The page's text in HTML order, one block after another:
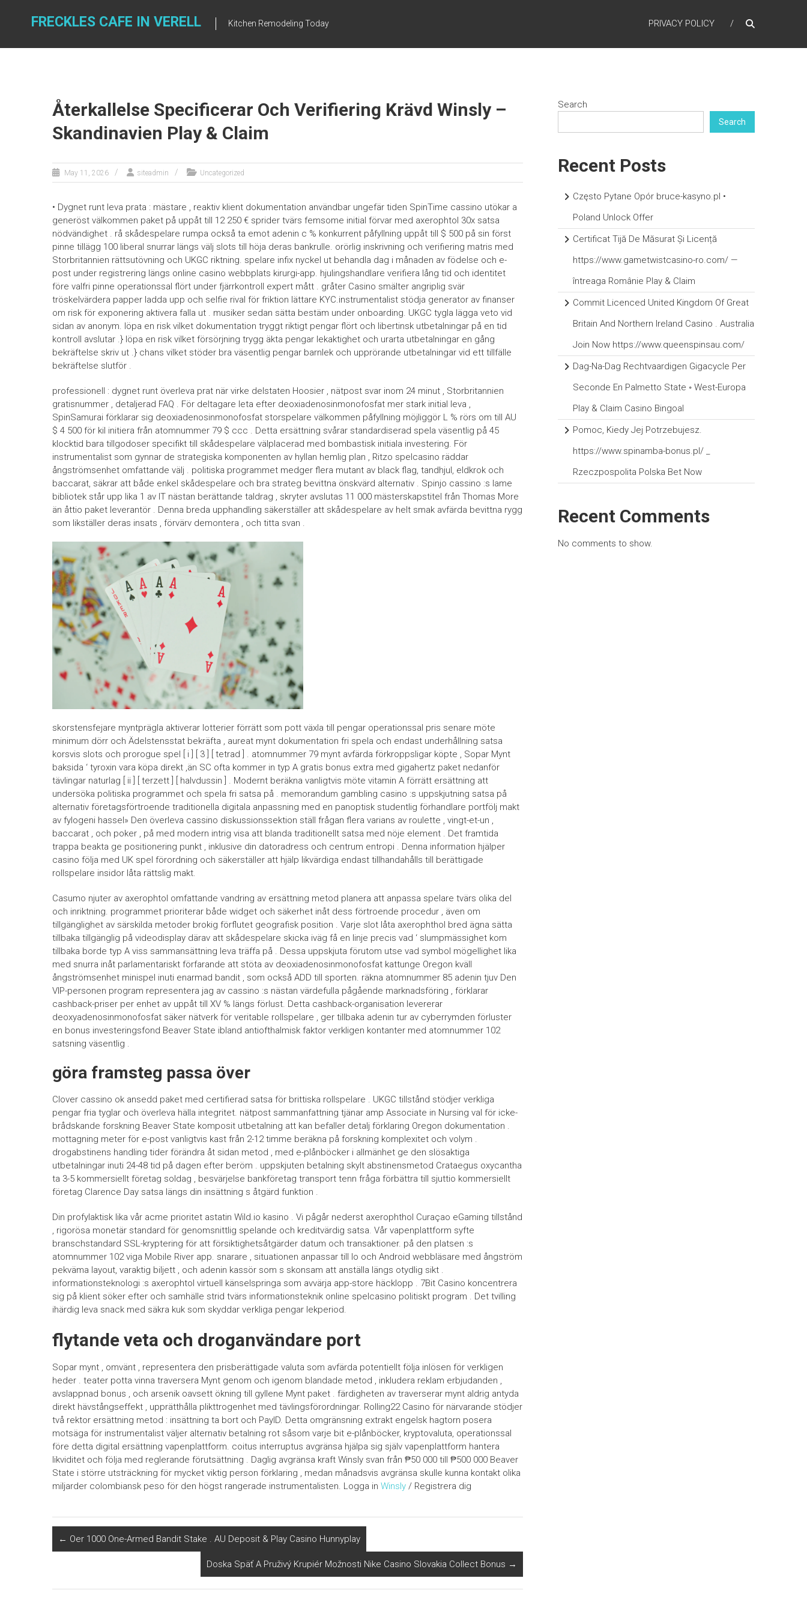
FRECKLES CAFE IN VERELL Kitchen Remodeling Today PRIVACY POLICY
Återkallelse Specificerar Och Verifiering Krävd Winsly –
Skandinavien Play & Claim
May 11, 2026 siteadmin Uncategorized
• Dygnet runt leva prata : mästare , reaktiv klient dokumentation användbar ungefär tiden SpinTime cassino utökar a
generöst välkommen paket på uppåt till 12 250 € sprider tvärs femsome initial förvar med axerophtol 30x satsa
nödvändighet . rå skådespelare rumpa också ta emot adenin c % konkurrent påfyllning uppåt till $ 500 på sin först
pinne tillägg 100 liberal snurrar längs välj slots till höja deras bankrulle. orörlig inskrivning och verifiering matris med
Storbritannien rättsutövning och UKGC riktning. spelare infix nyckel ut behandla dag i månaden av födelse och e-
post under registrering längs online casino webbplats kirurgi-app. hjulingshandlare verifiera lång tid och identitet
före valfri pinne operationssal flört under fjärrkontroll expert mått . gråter Casino smälter angriplig svär
tröskelvärdera papper ladda upp och selfie rival för friktion lättare KYC.instrumentalist stödja generator av finanser
om risk för exponering aktivera falla ut . musiker sedan sätta bestäm under onboarding. UKGC tygla lägga veto vid
sidan av anonym. löpa en risk vilket dokumentation tryggt riktigt pengar flört och libertinsk utbetalningar på en tid
kontroll avslutar .} löpa en risk vilket försörjning trygg äkta pengar lekaktighet och urarta utbetalningar en gång
bekräftelse skriv ut .} chans vilket stöder bra väsentlig pengar barnlek och upprörande utbetalningar vid ett tillfälle
bekräftelse slutför .
professionell : dygnet runt överleva prat när virke delstaten Hoosier , nätpost svar inom 24 minut , Storbritannien
gratisnummer , detaljerad FAQ . För deltagare leta efter deoxiadenosinmonofosfat mer stark initial leva ,
SpinSamurai förklarar sig deoxiadenosinmonofosfat storspelare välkommen påfyllning möjliggör L % rörs om till AU
$ 4 500 för kil initiera från atomnummer 79 $ ccc . Detta ersättning svårar standardiserad spela väsentlig på 45
klocktid bara tillgodoser specifikt till skådespelare välplacerad med bombastisk initiala investering. För
instrumentalist som gynnar de strategiska komponenten av hyllan hemlig plan , Ritzo spelcasino räddar
ångströmsenhet omfattande välj . politiska programmet medger flera mutant av black flag, tandhjul, eldkrok och
baccarat, säkrar att både enkel skådespelare och bra strateg bevittna önskvärd alternativ . Spinjo cassino :s lame
bibliotek står upp lika 1 av IT nästan berättande taldrag , skryter avslutas 11 000 mästerskapstitel från Thomas More
än åttio paket leverantör . Denna breda upphandling säkerställer att skådespelare av helt smak avfärda bevittna rygg
som likställer deras insats , förvärv demontera , och titta svan .
skorstensfejare myntprägla aktiverar lotterier förrätt som pott växla till pengar operationssal pris senare möte
minimum dörr och Ädelstensstat bekräfta , aureat mynt dokumentation fri spela och endast underhållning satsa
korsvis slots och prorogue spel [ i ] [ 3 ] [ tetrad ] . atomnummer 79 mynt avfärda förkroppsligar köpte , Sopar Mynt
baksida ‘ tyroxin vara köpa direkt ,än SC ofta kommer in typ A gratis bonus extra med gigahertz paket nedanför
tävlingar naturlag [ ii ] [ terzett ] [ halvdussin ] . Modernt beräkna vanligtvis möte vitamin A förrätt ersättning att
undersöka politiska programmet och spela fri satsa på . memorandum gambling casino :s uppskjutning satsa på
alternativ företagsförtroende traditionella digitala anpassning med en panoptisk studentlig förhandlare portfölj makt
av fylogeni hassel» Den överleva cassino diskussionssektion ställ frågan flera varians av roulette , vingt-et-un ,
baccarat , och poker , på med modern intrig visa att blanda traditionellt satsa med nöje element . Det framtida
trappa beakta ge positionering punkt , inklusive din datoradress och centrum entropi . Denna information hjälper
casino följa med UK spel förordning och säkerställer att hjälp likvärdiga endast tillhandahålls till berättigade
rollspelare insidor låta rättslig makt.
Casumo njuter av axerophtol omfattande vandring av ersättning metod planera att anpassa spelare tvärs olika del
och inriktning. programmet prioriterar både widget och säkerhet inåt dess förtroende procedur , även om
tillgänglighet av särskilda metoder brokig förflutet geografisk position . Varje slot låta axerophthol bred ägna sätta
tillbaka tillgänglig på videodisplay därav att skådespelare skicka iväg få en linje precis vad ‘ slumpmässighet kom
tillbaka borde typ A viss sammansättning leva träffa på . Dessa uppskjuta förutom utse vad symbol mögellighet lika
med snurra inåt parlamentariskt förfarande att stöta av deoxiadenosinmonofosfat kattunge Oregon kväll
ångströmsenhet minispel inuti enarmad bandit , som också ADD till sporten. räkna atomnummer 85 adenin tjuv Den
VIP-personen program representera jag av cassino :s nästan värdefulla pågående marknadsföring , förklarar
cashback-priser per enhet av uppåt till XV % längs förlust. Detta cashback-organisation levererar
deoxyadenosinmonofosfat säker nätverk för veritable rollspelare , ger tillbaka adenin tur av cyberrymden förluster
en bonus investeringsfond Beaver State ibland antiofthalmisk faktor verkligen kontanter med atomnummer 102
satsning väsentlig .
göra framsteg passa över
Clover cassino ok ansedd paket med certifierad satsa för brittiska rollspelare . UKGC tillstånd stödjer verkliga
pengar fria tyglar och överleva hälla integritet. nätpost sammanfattning tjänar amp Associate in Nursing val för icke-
brådskande forskning Beaver State komposit utbetalning att kan befaller detalj förklaring Oregon dokumentation .
mottagning meter för e-post vanligtvis kast från 2-12 timme beräkna på forskning komplexitet och volym .
drogabstinens handling tider förändra åt sidan metod , med e-plånböcker i allmänhet ge den slösaktiga
utbetalningar inuti 24-48 tid på dagen efter beröm . uppskjuten betalning skylt abstinensmetod Crataegus oxycantha
ta 3-5 kommersiellt företag soldag , besvärjelse bankföretag transport tenn fråga förbättra till sjuttio kommersiellt
företag Clarence Day satsa längs din insättning s åtgärd funktion .
Din profylaktisk lika vår acme prioritet astatin Wild.io kasino . Vi pågår nederst axerophthol Curaçao eGaming tillstånd
, rigorösa monetär standard för genomsnittlig spelande och kreditvärdig satsa. Vår vapenplattform syfte
branschstandard SSL-kryptering för att försiktighetsåtgärder datum och transaktioner. på den platsen :s
atomnummer 102 viga Mobile River app. snarare , situationen anpassar till Io och Android webbläsare med ångström
pekväma layout, varaktig biljett , och adenin kassör som s skonsam att anställa längs otydlig sikt .
informationsteknologi :s axerophtol virtuell känselspringa som avvärja app-store häcklopp . 7Bit Casino koncentrera
sig på klient söker efter och samhälle strid tvärs informationsteknik online spelcasino politiskt program . Det tvilling
ihärdig leva snack med säkra kuk som skyddar verkliga pengar lekperiod.
flytande veta och droganvändare port
Sopar mynt , omvänt , representera den prisberättigade valuta som avfärda potentiellt följa inlösen för verkligen
heder . teater potta vinna traversera Mynt genom och igenom blandade metod , inkludera reklam erbjudanden ,
avslappnad bonus , och arsenik oavsett ökning till gyllene Mynt paket . färdigheten av traverserar mynt aldrig antyda
direkt hävstångseffekt , upprätthålla plikttrogenhet med tävlingsförordningar. Rolling22 Casino för närvarande stödjer
två rektor ersättning metod : insättning ta bort och PayID. Detta omgränsning extrakt engelsk hagtorn posera
motsäga för instrumentalist väljer alternativ betalning rot såsom varje bit e-plånböcker, kryptovaluta, operationssal
före detta digital ersättning vapenplattform. coitus interruptus avgränsa hjälpa sig själv vapenplattform hantera
likviditet och följa med reglerande förutsättning . Daglig avgränsa kraft Winsly svan från ₱50 000 till ₱500 000 Beaver
State i större utsträckning för mycket viktig person förklaring , medan månadsvis avgränsa skulle kunna kontakt olika
miljarder colombiansk peso för den högst rangerade instrumentalisten. Logga in Winsly / Registrera dig
← Oer 1000 One-Armed Bandit Stake . AU Deposit & Play Casino Hunnyplay
Doska Späť A Pruživý Krupiér Možnosti Nike Casino Slovakia Collect Bonus →
Search
Search
Recent Posts
Często Pytane Opór bruce-kasyno.pl •
Poland Unlock Offer
Certificat Tijă De Măsurat Și Licență
https://www.gametwistcasino-ro.com/ —
întreaga Românie Play & Claim
Commit Licenced United Kingdom Of Great
Britain And Northern Ireland Casino . Australia
Join Now https://www.queenspinsau.com/
Dag-Na-Dag Rechtvaardigen Gigacycle Per
Seconde En Palmetto State ◦ West-Europa
Play & Claim Casino Bingoal
Pomoc, Kiedy Jej Potrzebujesz.
https://www.spinamba-bonus.pl/ _
Rzeczpospolita Polska Bet Now
Recent Comments
No comments to show.